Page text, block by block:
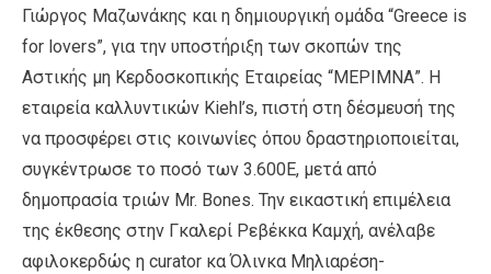
Γιώργος Μαζωνάκης και η δημιουργική ομάδα “Greece is
for lovers”, για την υποστήριξη των σκοπών της
Αστικής μη Κερδοσκοπικής Εταιρείας “ΜΕΡΙΜΝΑ”. Η
εταιρεία καλλυντικών Kiehl’s, πιστή στη δέσμευσή της
να προσφέρει στις κοινωνίες όπου δραστηριοποιείται,
συγκέντρωσε το ποσό των 3.600Ε, μετά από
δημοπρασία τριών Mr. Bones. Την εικαστική επιμέλεια
της έκθεσης στην Γκαλερί Ρεβέκκα Καμχή, ανέλαβε
αφιλοκερδώς η curator κα Όλινκα Μηλιαρέση-